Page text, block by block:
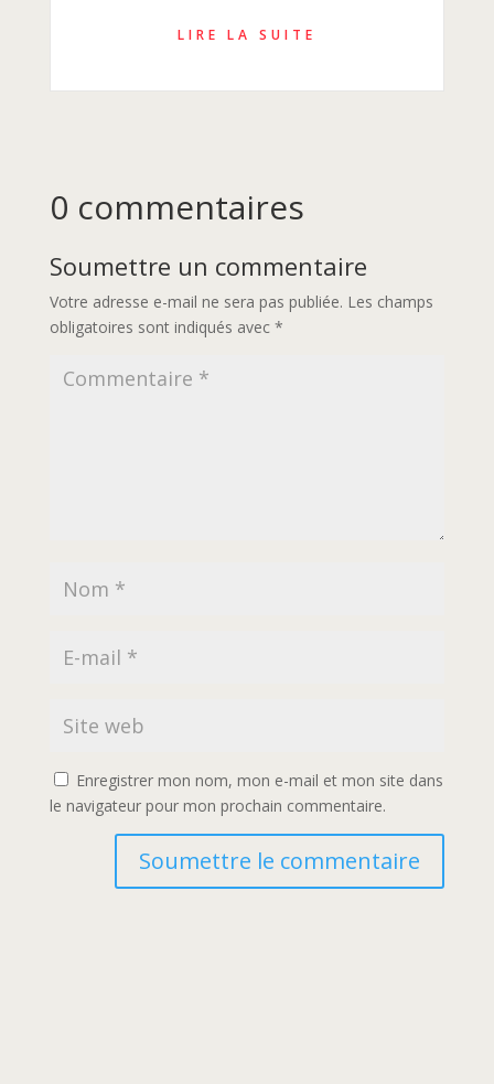
0 commentaires
Soumettre un commentaire
Votre adresse e-mail ne sera pas publiée. Les champs
obligatoires sont indiqués avec *
Enregistrer mon nom, mon e-mail et mon site dans
le navigateur pour mon prochain commentaire.
Soumettre le commentaire